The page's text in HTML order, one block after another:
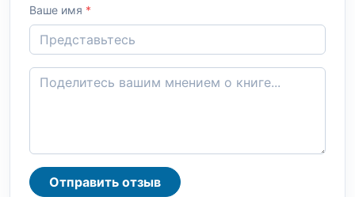
Ваше имя *
Отправить отзыв